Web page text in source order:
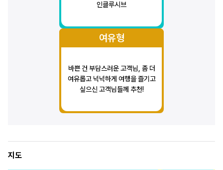
인클루시브
여유형
바쁜 건 부담스러운 고객님, 좀 더
여유롭고 넉넉하게 여행을 즐기고
싶으신 고객님들께 추천!
지도